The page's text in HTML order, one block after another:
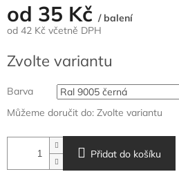
od 35 Kč / balení
od 42 Kč včetně DPH
cena:
Zvolte variantu
Barva
Můžeme doručit do: Zvolte variantu
Přidat do košíku